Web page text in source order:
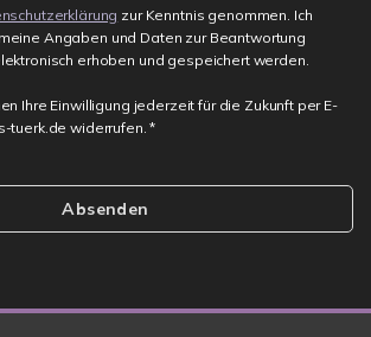
zur Kenntnis genommen. Ich
Angaben und Daten zur Beantwortung
erhoben und gespeichert werden.
Ihre Einwilligung jederzeit für die Zukunft per E-
tuerk.de widerrufen. *
Absenden